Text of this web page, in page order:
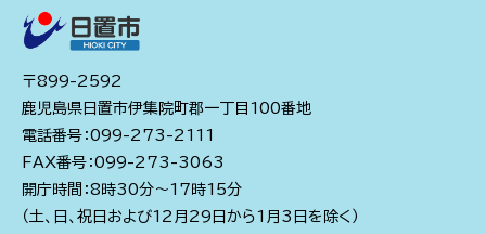
〒899-2592
鹿児島県日置市伊集院町郡一丁目100番地
電話番号：099-273-2111
FAX番号：099-273-3063
開庁時間：8時30分～17時15分
（土、日、祝日および12月29日から1月3日を除く）